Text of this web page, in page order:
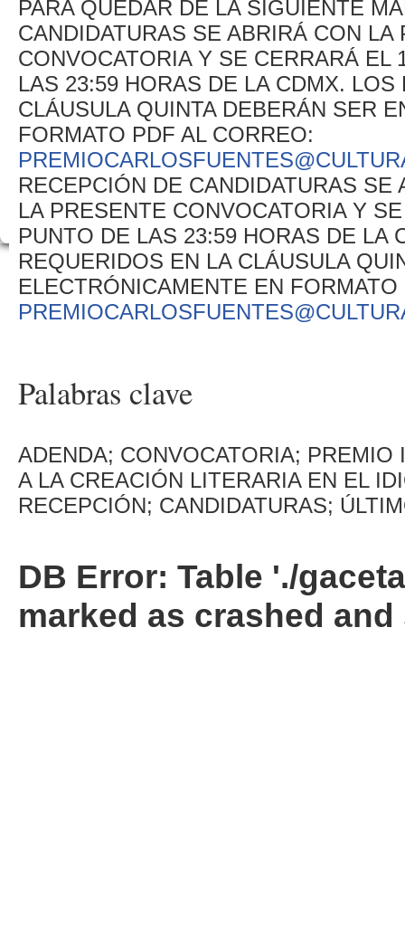
PARA QUEDAR DE LA SIGUIENTE
CANDIDATURAS SE ABRIRÁ CON
CONVOCATORIA Y SE CERRARÁ
LAS 23:59 HORAS DE LA CDMX.
CLÁUSULA QUINTA DEBERÁN SER
FORMATO PDF AL CORREO:
RECEPCIÓN DE CANDIDATURAS
LA PRESENTE CONVOCATORIA Y
PUNTO DE LAS 23:59 HORAS DE LA
REQUERIDOS EN LA CLÁUSULA
ELECTRÓNICAMENTE EN
Palabras clave
ADENDA; CONVOCATORIA;
A LA CREACIÓN LITERARIA EN EL
RECEPCIÓN; CANDIDATURAS;
DB Error: Table './
marked as crashed